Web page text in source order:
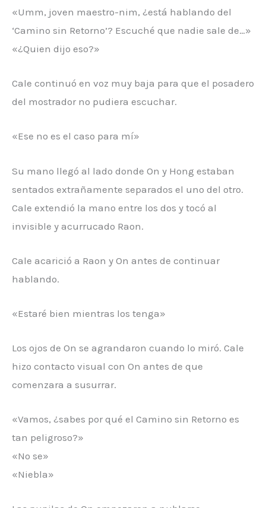
«Umm, joven maestro-nim, ¿está hablando del
‘Camino sin Retorno’? Escuché que nadie sale de…»
«¿Quien dijo eso?»
Cale continuó en voz muy baja para que el posadero
del mostrador no pudiera escuchar.
«Ese no es el caso para mí»
Su mano llegó al lado donde On y Hong estaban
sentados extrañamente separados el uno del otro.
Cale extendió la mano entre los dos y tocó al
invisible y acurrucado Raon.
Cale acarició a Raon y On antes de continuar
hablando.
«Estaré bien mientras los tenga»
Los ojos de On se agrandaron cuando lo miró. Cale
hizo contacto visual con On antes de que
comenzara a susurrar.
«Vamos, ¿sabes por qué el Camino sin Retorno es
tan peligroso?»
«No se»
«Niebla»